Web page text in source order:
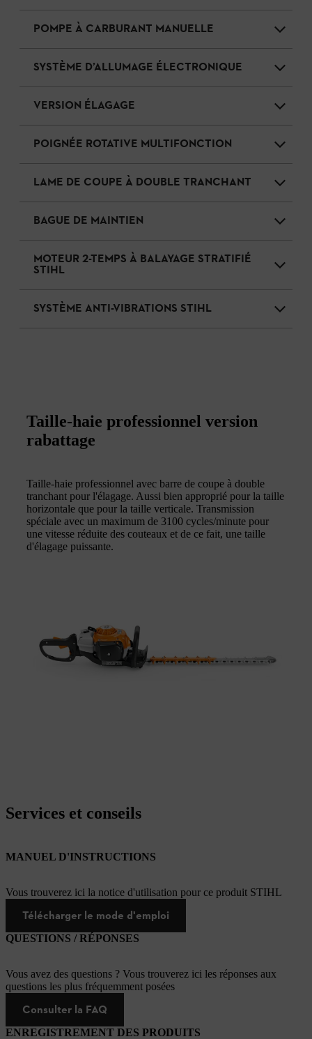
POMPE À CARBURANT MANUELLE
SYSTÈME D’ALLUMAGE ÉLECTRONIQUE
VERSION ÉLAGAGE
POIGNÉE ROTATIVE MULTIFONCTION
LAME DE COUPE À DOUBLE TRANCHANT
BAGUE DE MAINTIEN
MOTEUR 2-TEMPS À BALAYAGE STRATIFIÉ
STIHL
SYSTÈME ANTI-VIBRATIONS STIHL
Taille-haie professionnel version
rabattage
Taille-haie professionnel avec barre de coupe à double
tranchant pour l'élagage. Aussi bien approprié pour la taille
horizontale que pour la taille verticale. Transmission
spéciale avec un maximum de 3100 cycles/minute pour
une vitesse réduite des couteaux et de ce fait, une taille
d'élagage puissante.
Services et conseils
MANUEL D'INSTRUCTIONS
Vous trouverez ici la notice d'utilisation pour ce produit STIHL
Télécharger le mode d'emploi
QUESTIONS / RÉPONSES
Vous avez des questions ? Vous trouverez ici les réponses aux
questions les plus fréquemment posées
Consulter la FAQ
ENREGISTREMENT DES PRODUITS